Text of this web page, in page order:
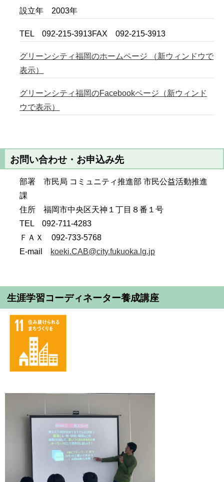
設立年 2003年
TEL 092-215-3913FAX 092-215-3913
グリーンシティ福岡のホームページ （新ウィンドウで
表示）
グリーンシティ福岡のFacebookページ（新ウィンド
ウで表示）
お問い合わせ・お申込み先
部署 市民局 コミュニティ推進部 市民公益活動推進
課
住所 福岡市中央区天神１丁目８番１号
TEL 092-711-4283
ＦＡＸ 092-733-5768
E-mail
koeki.CAB@city.fukuoka.lg.jp
生涯学習コーディネーター養成講座